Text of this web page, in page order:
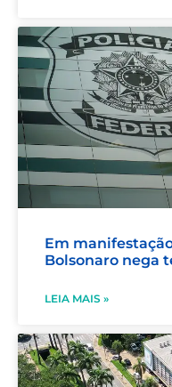
Em
Bolsonaro nega
LEIA MAIS »